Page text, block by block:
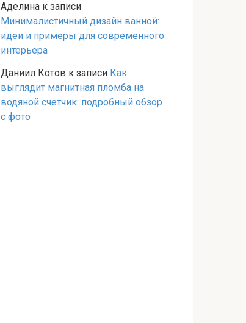
Аделина к записи
Минималистичный дизайн ванной:
идеи и примеры для современного
интерьера
Даниил Котов к записи Как
выглядит магнитная пломба на
водяной счетчик: подробный обзор
с фото